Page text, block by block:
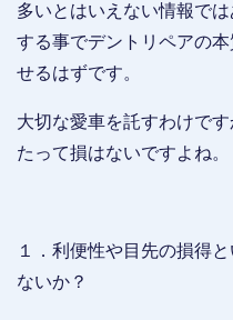
多いとはいえない情報で
する事でデントリペアの
せるはずです。
大切な愛車を託すわけで
たって損はないですよね。
１．利便性や目先の損得
ないか？